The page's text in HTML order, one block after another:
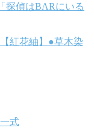
探偵はBARにいる
紅花紬】●草木染
式